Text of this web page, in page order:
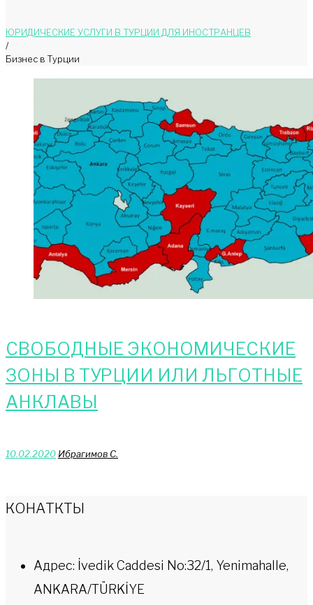
ЮРИДИЧЕСКИЕ УСЛУГИ В ТУРЦИИ ДЛЯ ИНОСТРАНЦЕВ
/
Бизнес в Турции
СВОБОДНЫЕ ЭКОНОМИЧЕСКИЕ
ЗОНЫ В ТУРЦИИ ИЛИ ЛЬГОТНЫЕ
АНКЛАВЫ
10.02.2020 Ибрагимов С.
КОНАТКТЫ
Адрес: İvedik Caddesi No:32/1, Yenimahalle,
ANKARA/TÜRKİYE